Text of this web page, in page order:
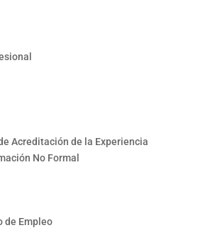
Acreditación de la Experiencia
No Formal
de Empleo